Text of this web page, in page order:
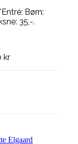
Børn:
35,-.
kr